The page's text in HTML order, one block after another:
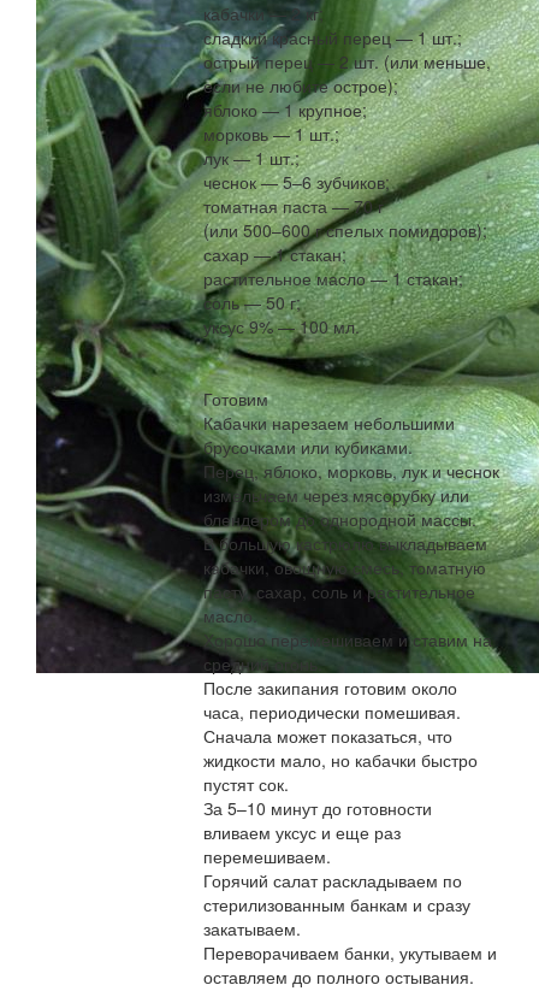
кабачки — 2 кг;
сладкий красный перец — 1 шт.;
острый перец — 2 шт. (или меньше,
если не любите острое);
яблоко — 1 крупное;
морковь — 1 шт.;
лук — 1 шт.;
чеснок — 5–6 зубчиков;
томатная паста — 70 г
(или 500–600 г спелых помидоров);
сахар — 1 стакан;
растительное масло — 1 стакан;
соль — 50 г;
уксус 9% — 100 мл.
Готовим
Кабачки нарезаем небольшими
брусочками или кубиками.
Перец, яблоко, морковь, лук и чеснок
измельчаем через мясорубку или
блендером до однородной массы.
В большую кастрюлю выкладываем
кабачки, овощную смесь, томатную
пасту, сахар, соль и растительное
масло.
Хорошо перемешиваем и ставим на
средний огонь.
После закипания готовим около
часа, периодически помешивая.
Сначала может показаться, что
жидкости мало, но кабачки быстро
пустят сок.
За 5–10 минут до готовности
вливаем уксус и еще раз
перемешиваем.
Горячий салат раскладываем по
стерилизованным банкам и сразу
закатываем.
Переворачиваем банки, укутываем и
оставляем до полного остывания.